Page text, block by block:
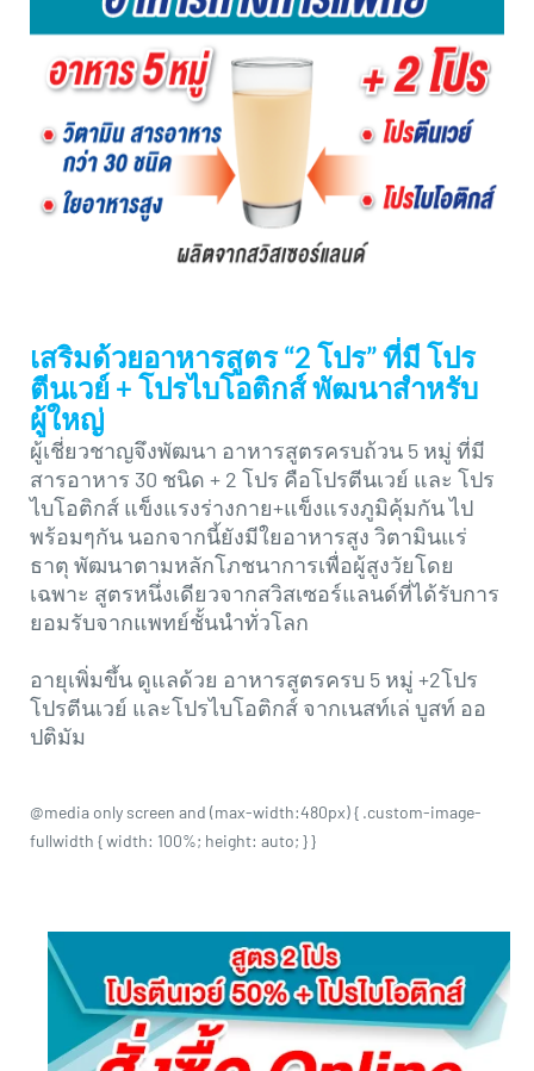
เสริมด้วยอาหารสูตร “2 โปร” ที่มี โปร
ตีนเวย์ + โปรไบโอติกส์ พัฒนาสำหรับ
ผู้ใหญ่
ผู้เชี่ยวชาญจึงพัฒนา อาหารสูตรครบถ้วน 5 หมู่ ที่มี
สารอาหาร 30 ชนิด + 2 โปร คือโปรตีนเวย์ และ โปร
ไบโอติกส์ แข็งแรงร่างกาย+แข็งแรงภูมิคุ้มกัน ไป
พร้อมๆกัน นอกจากนี้ยังมีใยอาหารสูง วิตามินแร่
ธาตุ พัฒนาตามหลักโภชนาการเพื่อผู้สูงวัยโดย
เฉพาะ สูตรหนึ่งเดียวจากสวิสเซอร์แลนด์ที่ได้รับการ
ยอมรับจากแพทย์ชั้นนำทั่วโลก
อายุเพิ่มขึ้น ดูแลด้วย อาหารสูตรครบ 5 หมู่ +2โปร
โปรตีนเวย์ และโปรไบโอติกส์ จากเนสท์เล่ บูสท์ ออ
ปติมัม
@media only screen and (max-width:480px) { .custom-image-
fullwidth { width: 100%; height: auto; } }